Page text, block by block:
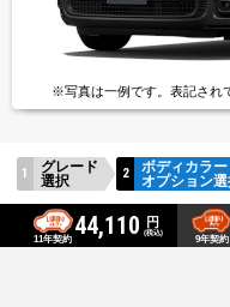
※写真は一例です。 表記され
グレード
選択
ボディカラー
オプション選
11年契約 44,110 円
(税込)
9年契約